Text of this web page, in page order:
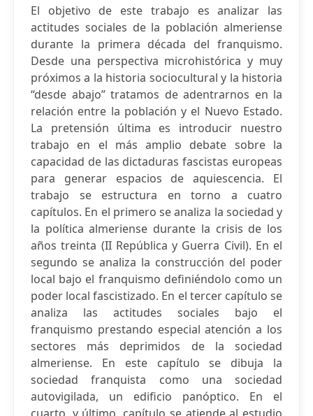
El objetivo de este trabajo es analizar las
actitudes sociales de la población almeriense
durante la primera década del franquismo.
Desde una perspectiva microhistórica y muy
próximos a la historia sociocultural y la historia
“desde abajo” tratamos de adentrarnos en la
relación entre la población y el Nuevo Estado.
La pretensión última es introducir nuestro
trabajo en el más amplio debate sobre la
capacidad de las dictaduras fascistas europeas
para generar espacios de aquiescencia. El
trabajo se estructura en torno a cuatro
capítulos. En el primero se analiza la sociedad y
la política almeriense durante la crisis de los
años treinta (II República y Guerra Civil). En el
segundo se analiza la construcción del poder
local bajo el franquismo definiéndolo como un
poder local fascistizado. En el tercer capítulo se
analiza las actitudes sociales bajo el
franquismo prestando especial atención a los
sectores más deprimidos de la sociedad
almeriense. En este capítulo se dibuja la
sociedad franquista como una sociedad
autovigilada, un edificio panóptico. En el